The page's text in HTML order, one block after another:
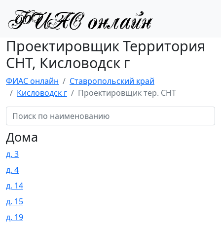
Проектировщик Территория
СНТ, Кисловодск г
ФИАС онлайн
Ставропольский край
Кисловодск г
Проектировщик тер. СНТ
Дома
д. 3
д. 4
д. 14
д. 15
д. 19